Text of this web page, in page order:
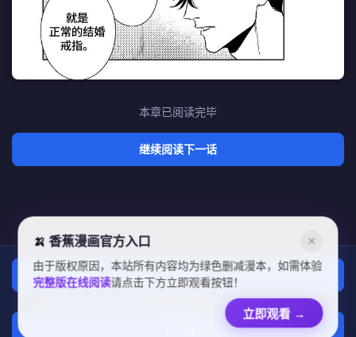
本章已阅读完毕
继续阅读下一话
上一话
🍌 香蕉漫画官方入口 ✕
由于版权原因，本站所有内容均为绿色删减漫本，如需体验
完整版在线阅读请点击下方立即观看按钮！
立即观看 →